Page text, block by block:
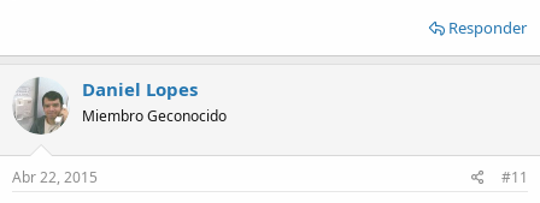
Responder
Daniel Lopes
Miembro Geconocido
Abr 22, 2015 #11